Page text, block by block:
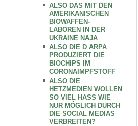
ALSO DAS MIT DEN
AMERIKANISCHEN
BIOWAFFEN-
LABOREN IN DER
UKRAINE NAJA
ALSO DIE D ARPA
PRODUZIERT DIE
BIOCHIPS IM
CORONAIMPFSTOFF
ALSO DIE
HETZMEDIEN WOLLEN
SO VIEL HASS WIE
NUR MÖGLICH DURCH
DIE SOCIAL MEDIAS
VERBREITEN?